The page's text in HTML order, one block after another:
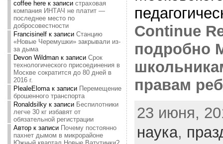
coffee hereк записи страховая
компания ИНТАЧ не платит —
последнее место по
добросовестности
Francisinelfк записи Станцию
«Новые Черемушки» закрывали из-
за дыма
Devon Wildmanк записи Срок
технологического присоединения в
Москве сократится до 80 дней в
2016 г.
PlealeElomaк записи Перемещение
брошенного транспорта
Ronaldsilkyк записи Беспилотники
легче 30 кг избавят от
обязательной регистрации
Авторк записи Почему постоянно
пахнет дымом в микрорайоне
Continue
подробно
правам
23 июня,
наука,